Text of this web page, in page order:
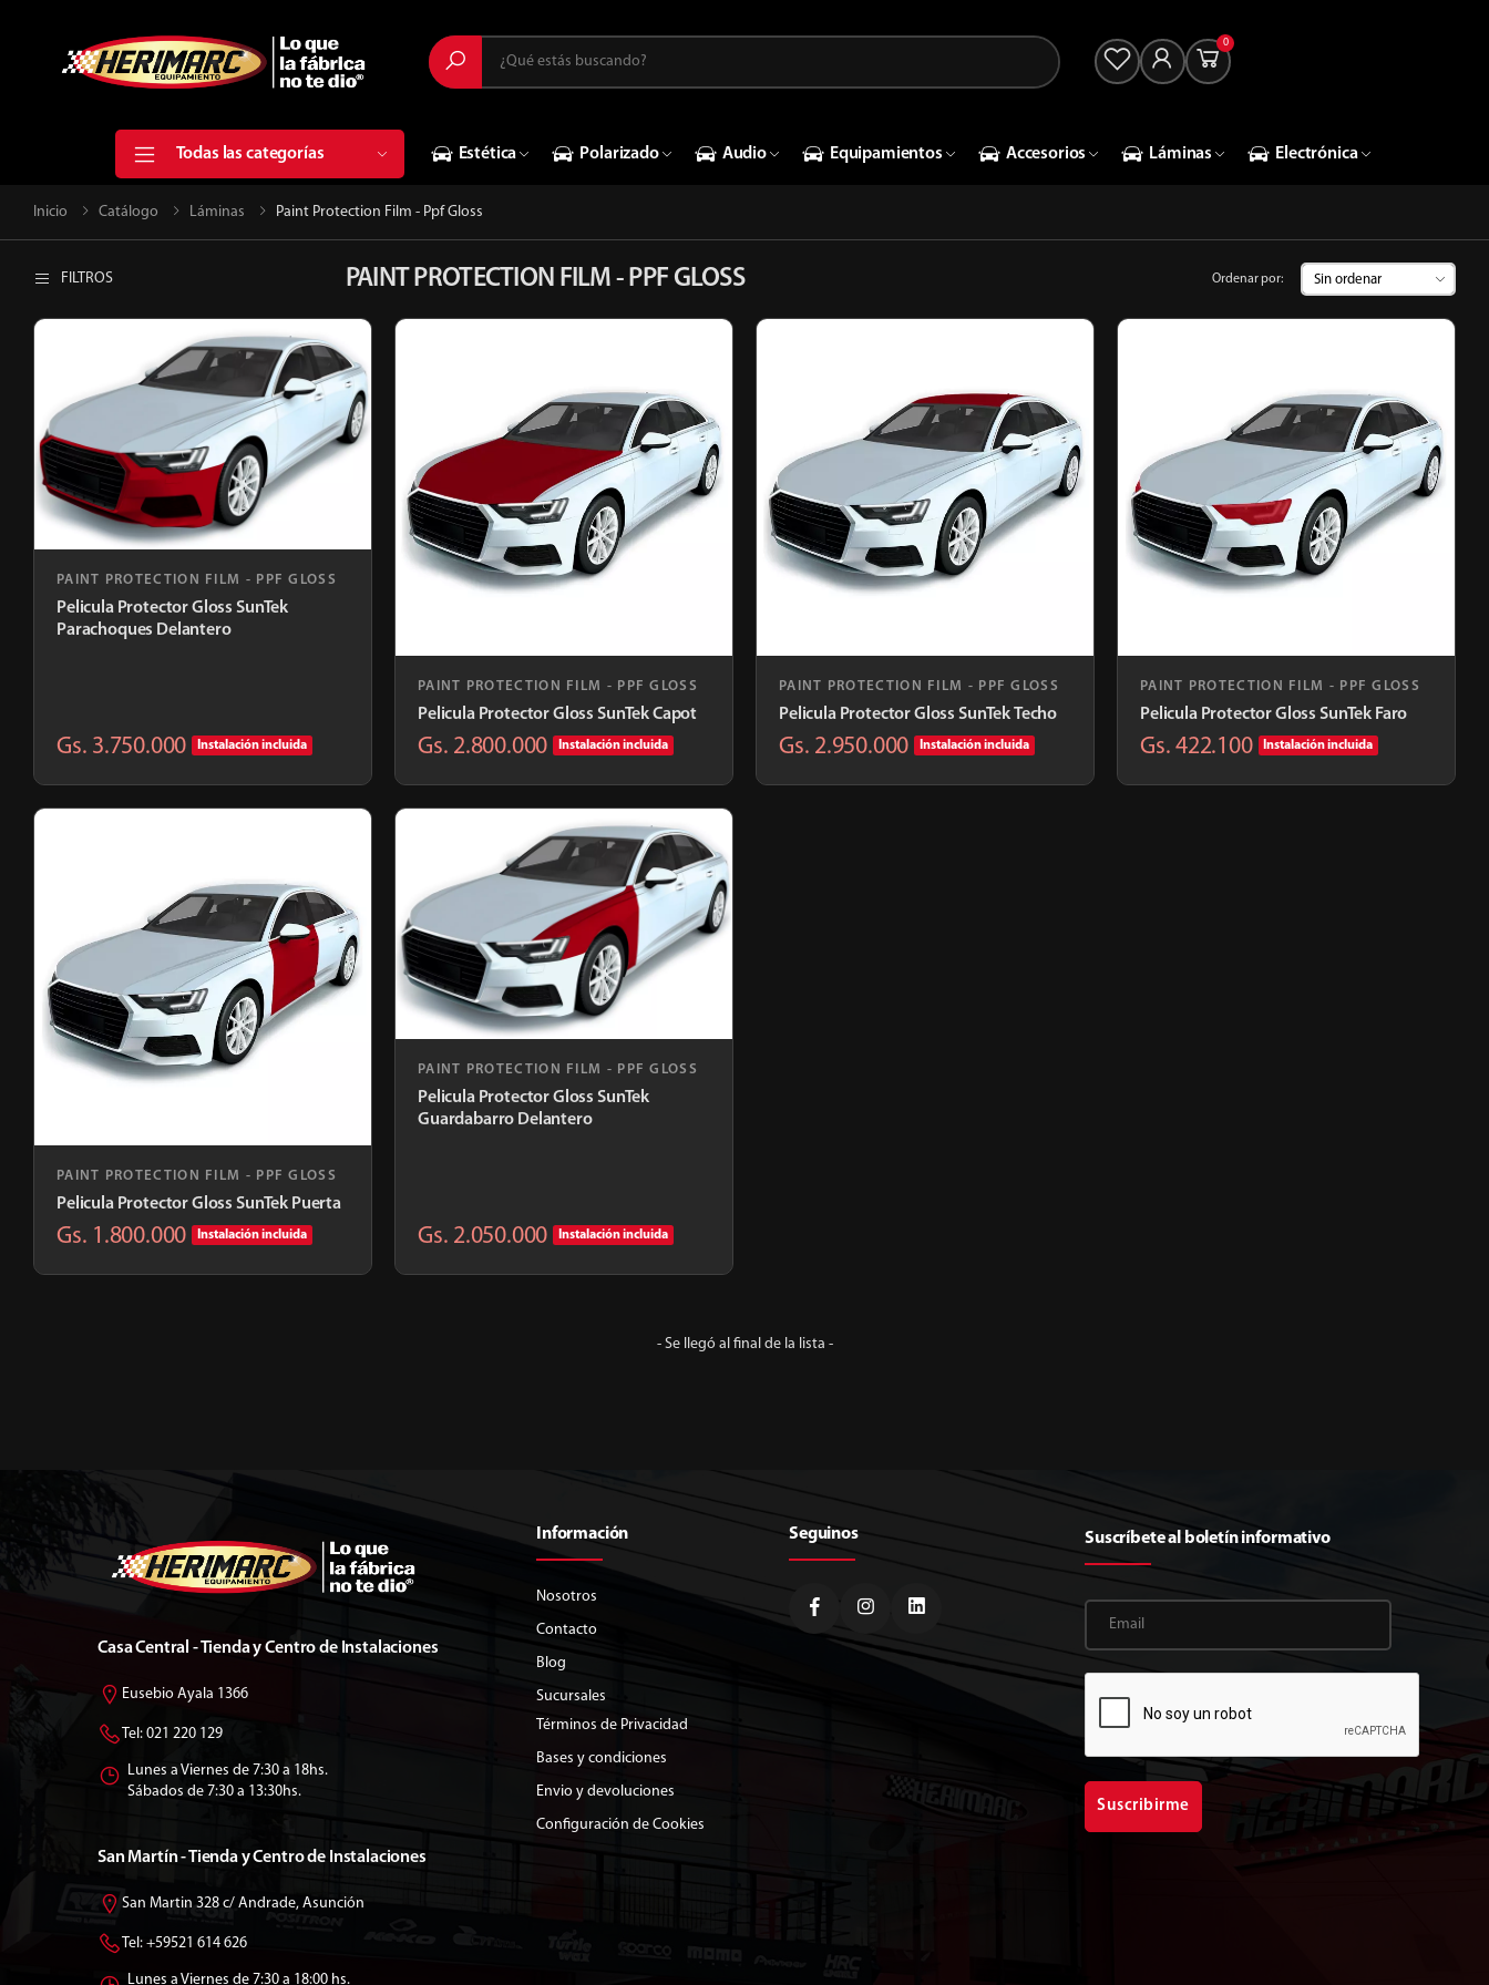
Buscar 0
Todas las categorías Estética Polarizado Audio Equipamientos Accesorios Láminas Electrónica
Inicio Catálogo Láminas Paint Protection Film - Ppf Gloss
FILTROS PAINT PROTECTION FILM - PPF GLOSS Ordenar por:
PAINT PROTECTION FILM - PPF GLOSS
Pelicula Protector Gloss SunTek
Parachoques Delantero
Gs. 3.750.000 Instalación incluida
PAINT PROTECTION FILM - PPF GLOSS
Pelicula Protector Gloss SunTek Capot
Gs. 2.800.000 Instalación incluida
PAINT PROTECTION FILM - PPF GLOSS
Pelicula Protector Gloss SunTek Techo
Gs. 2.950.000 Instalación incluida
PAINT PROTECTION FILM - PPF GLOSS
Pelicula Protector Gloss SunTek Faro
Gs. 422.100 Instalación incluida
PAINT PROTECTION FILM - PPF GLOSS
Pelicula Protector Gloss SunTek Puerta
Gs. 1.800.000 Instalación incluida
PAINT PROTECTION FILM - PPF GLOSS
Pelicula Protector Gloss SunTek
Guardabarro Delantero
Gs. 2.050.000 Instalación incluida
- Se llegó al final de la lista -
Casa Central - Tienda y Centro de Instalaciones
Eusebio Ayala 1366
Tel: 021 220 129
Lunes a Viernes de 7:30 a 18hs.
Sábados de 7:30 a 13:30hs.
San Martín - Tienda y Centro de Instalaciones
San Martin 328 c/ Andrade, Asunción
Tel: +59521 614 626
Lunes a Viernes de 7:30 a 18:00 hs.
Información
Nosotros
Contacto
Blog
Sucursales
Términos de Privacidad
Bases y condiciones
Envio y devoluciones
Configuración de Cookies
Seguinos Suscríbete al boletín informativo
Suscribirme